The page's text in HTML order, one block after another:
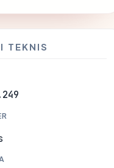
TEKNIS